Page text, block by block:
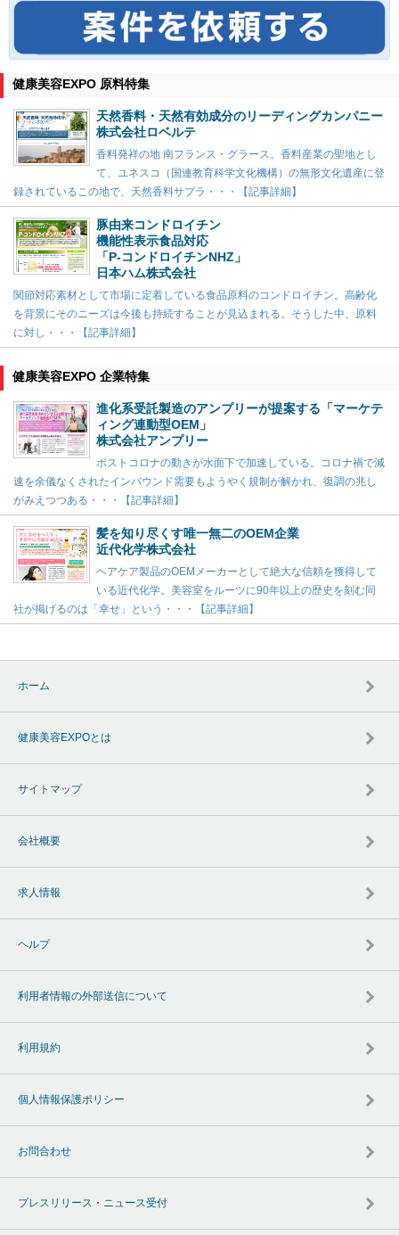
健康美容EXPO 原料特集
天然香料・天然有効成分のリーディングカンパニー
株式会社ロベルテ
香料発祥の地 南フランス・グラース。香料産業の聖地とし
て、ユネスコ（国連教育科学文化機構）の無形文化遺産に登
録されているこの地で、天然香料サプラ・・・【記事詳細】
豚由来コンドロイチン
機能性表示食品対応
「P-コンドロイチンNHZ」
日本ハム株式会社
関節対応素材として市場に定着している食品原料のコンドロイチン。高齢化
を背景にそのニーズは今後も持続することが見込まれる。そうした中、原料
に対し・・・【記事詳細】
健康美容EXPO 企業特集
進化系受託製造のアンプリーが提案する「マーケテ
ィング連動型OEM」
株式会社アンプリー
ポストコロナの動きが水面下で加速している。コロナ禍で減
速を余儀なくされたインバウンド需要もようやく規制が解かれ、復調の兆し
がみえつつある・・・【記事詳細】
髪を知り尽くす唯一無二のOEM企業
近代化学株式会社
ヘアケア製品のOEMメーカーとして絶大な信頼を獲得して
いる近代化学。美容室をルーツに90年以上の歴史を刻む同
社が掲げるのは「幸せ」という・・・【記事詳細】
ホーム
健康美容EXPOとは
サイトマップ
会社概要
求人情報
ヘルプ
利用者情報の外部送信について
利用規約
個人情報保護ポリシー
お問合わせ
プレスリリース・ニュース受付